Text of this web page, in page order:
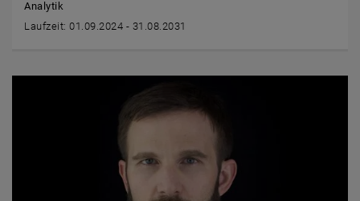
Analytik
Laufzeit: 01.09.2024 - 31.08.2031